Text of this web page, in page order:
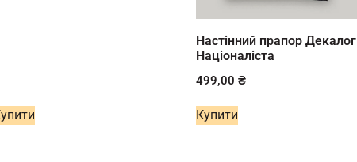
Настінний прапор Декалог
Націоналіста
499,00 ₴
Купити